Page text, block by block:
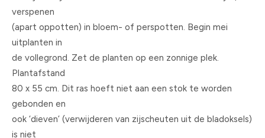
verspenen
(apart oppotten) in bloem- of perspotten. Begin mei
uitplanten in
de vollegrond. Zet de planten op een zonnige plek.
Plantafstand
80 x 55 cm. Dit ras hoeft niet aan een stok te worden
gebonden en
ook ‘dieven’ (verwijderen van zijscheuten uit de bladoksels)
is niet